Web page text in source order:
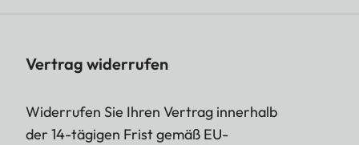
Vertrag widerrufen
Widerrufen Sie Ihren Vertrag innerhalb
der 14-tägigen Frist gemäß EU-